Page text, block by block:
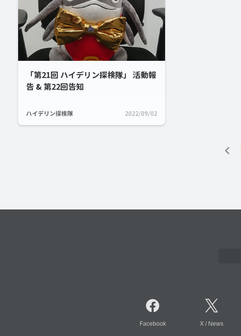
「第21回 ハイデリン探検隊」 活動報
告 & 第22回告知
ハイデリン探検隊 2022/09/02
Facebook X / News